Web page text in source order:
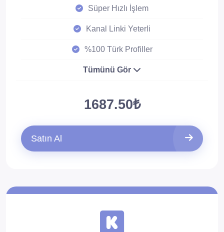
Süper Hızlı İşlem
Kanal Linki Yeterli
%100 Türk Profiller
Tümünü Gör
1687.50₺
Satın Al